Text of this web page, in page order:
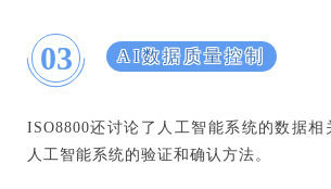
03 AI数据质量控制
ISO8800还讨论了人工智能系统的数据相
人工智能系统的验证和确认方法。